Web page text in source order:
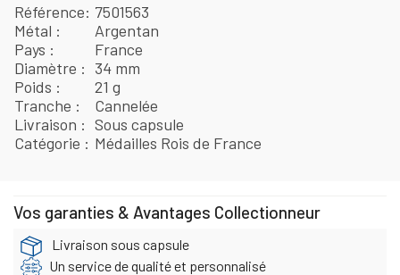
Référence 7501563
Métal
Argentan
Pays
France
Diamètre
34 mm
Poids
21 g
Tranche
Cannelée
Livraison
Sous capsule
Catégorie
Médailles Rois de France
Vos garanties & Avantages Collectionneur
Livraison sous capsule
Un service de qualité et personnalisé